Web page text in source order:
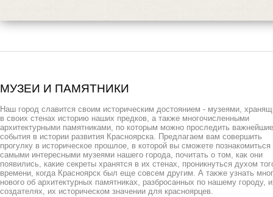
МУЗЕИ И ПАМЯТНИКИ
Наш город славится своим историческим достоянием - музеями,
в своих стенах историю наших предков, а также многочисленными
архитектурными памятниками, по которым можно проследить важнейшие
события в истории развития Красноярска. Предлагаем вам совершить
прогулку в историческое прошлое, в которой вы сможете познакомиться
самыми интересными музеями нашего города, почитать о том, как они
появились, какие секреты хранятся в их стенах, проникнуться духом
времени, когда Красноярск был еще совсем другим. А также узнать
нового об архитектурных памятниках, разбросанных по нашему городу,
создателях, их историческом значении для красноярцев.